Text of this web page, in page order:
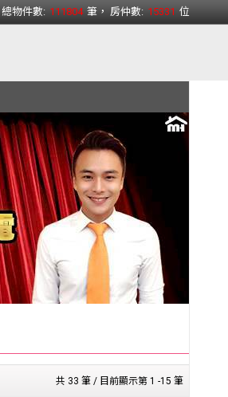
總物件數: 111804 筆， 房仲數: 15331 位
共 33 筆 / 目前顯示第 1 -15 筆